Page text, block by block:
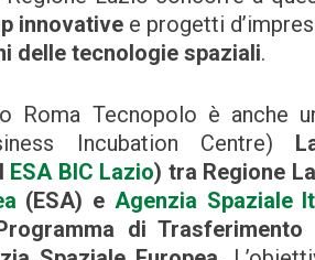
innovative e progetti
delle tecnologie spaziali.
Roma Tecnopolo è anche
Incubation Centre)
ESA BIC Lazio) tra Regione
(ESA) e Agenzia Spaziale
di Trasferimento